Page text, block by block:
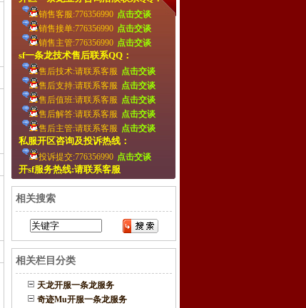
销售客服:776356990 点击交谈
销售接单:776356990 点击交谈
销售主管:776356990 点击交谈
sf一条龙技术售后联系QQ：
售后技术:请联系客服 点击交谈
售后支持:请联系客服 点击交谈
售后值班:请联系客服 点击交谈
售后解答:请联系客服 点击交谈
售后主管:请联系客服 点击交谈
私服开区咨询及投诉热线：
投诉提交:776356990 点击交谈
开sf服务热线:请联系客服
相关搜索
相关栏目分类
天龙开服一条龙服务
奇迹Mu开服一条龙服务